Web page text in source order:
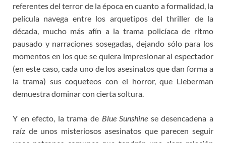
referentes del terror de la época en cuanto a formalidad, la
película navega entre los arquetipos del thriller de la
década, mucho más afín a la trama policíaca de ritmo
pausado y narraciones sosegadas, dejando sólo para los
momentos en los que se quiera impresionar al espectador
(en este caso, cada uno de los asesinatos que dan forma a
la trama) sus coqueteos con el horror, que Lieberman
demuestra dominar con cierta soltura.
Y en efecto, la trama de Blue Sunshine se desencadena a
raíz de unos misteriosos asesinatos que parecen seguir